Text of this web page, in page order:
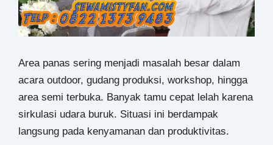
Area panas sering menjadi masalah besar dalam
acara outdoor, gudang produksi, workshop, hingga
area semi terbuka. Banyak tamu cepat lelah karena
sirkulasi udara buruk. Situasi ini berdampak
langsung pada kenyamanan dan produktivitas.